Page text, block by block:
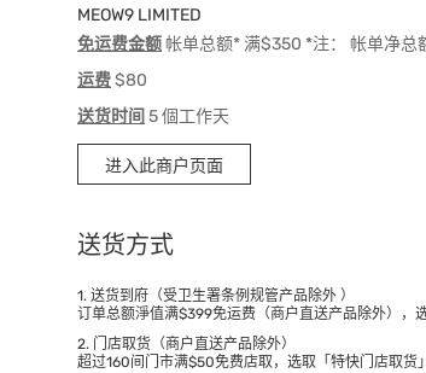
MEOW9 LIMITED
免运费金额帐单总额* 满$350 *注： 帐单净总
运费$80
送货时间 5 個工作天
进入此商户页面
送货方式
1. 送货到府（受卫生署条例规管产品除外 ）
订单总额淨值满$399免运费（商户直送产品除外），
2. 门店取货（商户直送产品除外）
超过160间门市满$50免费店取，选取「特快门店取货